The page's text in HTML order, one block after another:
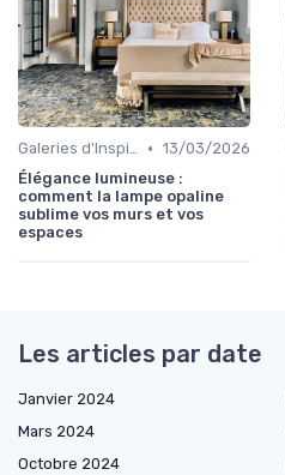
Galeries d'Inspiration • 13/03/2026
Élégance lumineuse :
comment la lampe opaline
sublime vos murs et vos
espaces
Les articles par date
Janvier 2024
Mars 2024
Octobre 2024